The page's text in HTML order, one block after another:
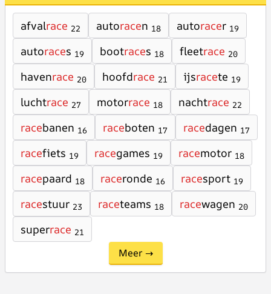
afvalrace 22 autoracen 18 autoracer 19
autoraces 19 bootraces 18 fleetrace 20
havenrace 20 hoofdrace 21 ijsracete 19
luchtrace 27 motorrace 18 nachtrace 22
racebanen 16 raceboten 17 racedagen 17
racefiets 19 racegames 19 racemotor 18
racepaard 18 raceronde 16 racesport 19
racestuur 23 raceteams 18 racewagen 20
superrace 21
Meer →